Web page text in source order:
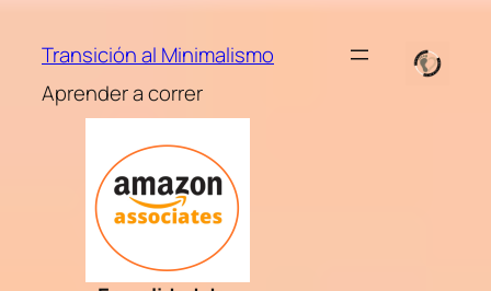
Transición al Minimalismo
Aprender a correr